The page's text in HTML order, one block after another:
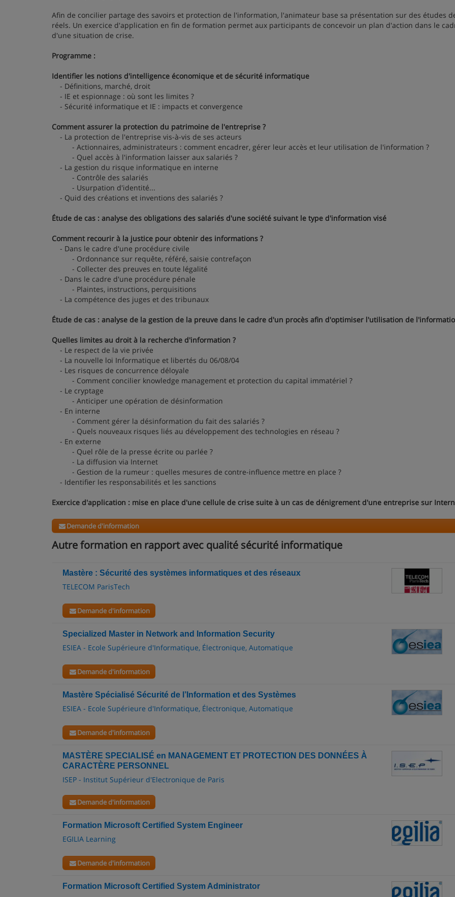
Afin de concilier partage des savoirs et protection de l'information, l'animateur base sa présentation sur des études
réels. Un exercice d'application en fin de formation permet aux participants de concevoir un plan d'action dans le
d'une situation de crise.
Programme :
Identifier les notions d'intelligence économique et de sécurité informatique
- Définitions, marché, droit
- IE et espionnage : où sont les limites ?
- Sécurité informatique et IE : impacts et convergence
Comment assurer la protection du patrimoine de l'entreprise ?
- La protection de l'entreprise vis-à-vis de ses acteurs
- Actionnaires, administrateurs : comment encadrer, gérer leur accès et leur utilisation de l'information ?
- Quel accès à l'information laisser aux salariés ?
- La gestion du risque informatique en interne
- Contrôle des salariés
- Usurpation d'identité...
- Quid des créations et inventions des salariés ?
Étude de cas : analyse des obligations des salariés d'une société suivant le type d'information visé
Comment recourir à la justice pour obtenir des informations ?
- Dans le cadre d'une procédure civile
- Ordonnance sur requête, référé, saisie contrefaçon
- Collecter des preuves en toute légalité
- Dans le cadre d'une procédure pénale
- Plaintes, instructions, perquisitions
- La compétence des juges et des tribunaux
Étude de cas : analyse de la gestion de la preuve dans le cadre d'un procès afin d'optimiser l'utilisation de
Quelles limites au droit à la recherche d'information ?
- Le respect de la vie privée
- La nouvelle loi Informatique et libertés du 06/08/04
- Les risques de concurrence déloyale
- Comment concilier knowledge management et protection du capital immatériel ?
- Le cryptage
- Anticiper une opération de désinformation
- En interne
- Comment gérer la désinformation du fait des salariés ?
- Quels nouveaux risques liés au développement des technologies en réseau ?
- En externe
- Quel rôle de la presse écrite ou parlée ?
- La diffusion via Internet
- Gestion de la rumeur : quelles mesures de contre-influence mettre en place ?
- Identifier les responsabilités et les sanctions
Exercice d'application : mise en place d'une cellule de crise suite à un cas de dénigrement d'une entreprise sur
Demande d'information
Autre formation en rapport avec qualité sécurité informatique
Mastère : Sécurité des systèmes informatiques et des réseaux
TELECOM ParisTech
Demande d'information
Specialized Master in Network and Information Security
ESIEA - Ecole Supérieure d'Informatique, Électronique, Automatique
Demande d'information
Mastère Spécialisé Sécurité de l’Information et des Systèmes
ESIEA - Ecole Supérieure d'Informatique, Électronique, Automatique
Demande d'information
MASTÈRE SPECIALISÉ en MANAGEMENT ET PROTECTION DES DONNÉES À
CARACTÈRE PERSONNEL
ISEP - Institut Supérieur d'Electronique de Paris
Demande d'information
Formation Microsoft Certified System Engineer
EGILIA Learning
Demande d'information
Formation Microsoft Certified System Administrator